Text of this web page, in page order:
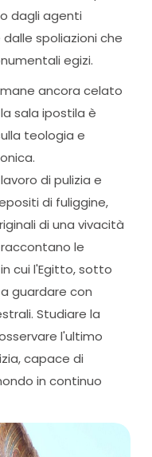
dagli agenti
spoliazioni che
egizi.
ancora celato
sala ipostila è
teologia e
di pulizia e
di fuliggine,
di una vivacità
raccontano le
cui l'Egitto, sotto
guardare con
Studiare la
l'ultimo
capace di
in continuo